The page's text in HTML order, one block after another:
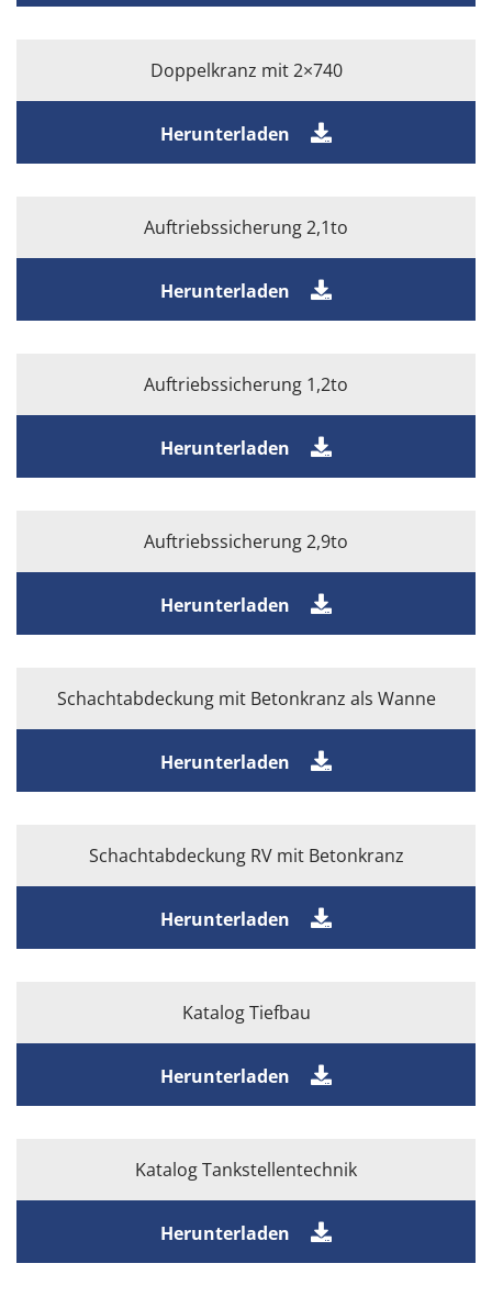
Doppelkranz mit 2×740
Herunterladen
Auftriebssicherung 2,1to
Herunterladen
Auftriebssicherung 1,2to
Herunterladen
Auftriebssicherung 2,9to
Herunterladen
Schachtabdeckung mit Betonkranz als Wanne
Herunterladen
Schachtabdeckung RV mit Betonkranz
Herunterladen
Katalog Tiefbau
Herunterladen
Katalog Tankstellentechnik
Herunterladen